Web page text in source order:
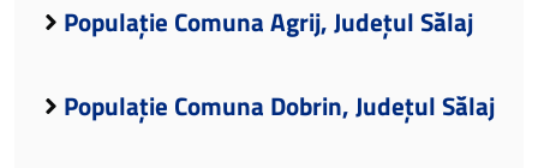
Populație Comuna Agrij, Județul Sălaj
Populație Comuna Dobrin, Județul Sălaj